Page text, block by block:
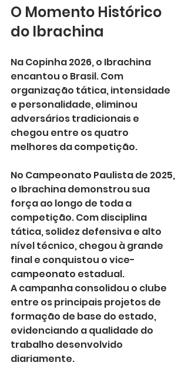
O Momento Histórico
do Ibrachina
Na Copinha 2026, o Ibrachina
encantou o Brasil. Com
organização tática, intensidade
e personalidade, eliminou
adversários tradicionais e
chegou entre os quatro
melhores da competição.
No Campeonato Paulista de 2025,
o Ibrachina demonstrou sua
força ao longo de toda a
competição. Com disciplina
tática, solidez defensiva e alto
nível técnico, chegou à grande
final e conquistou o vice-
campeonato estadual.
A campanha consolidou o clube
entre os principais projetos de
formação de base do estado,
evidenciando a qualidade do
trabalho desenvolvido
diariamente.